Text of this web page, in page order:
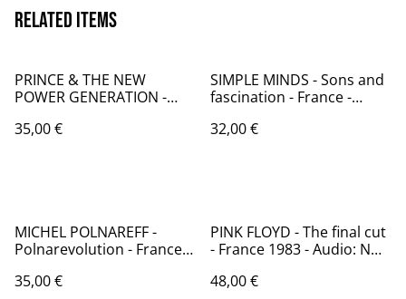
Related items
PRINCE & THE NEW
POWER GENERATION -
35,00 €
SIMPLE MINDS - Sons and
fascination - France -
VIRGIN 70066
32,00 €
MICHEL POLNAREFF -
Polnarevolution - France
STEC 136
35,00 €
PINK FLOYD - The final cut
- France 1983 - Audio: NM -
65042
48,00 €